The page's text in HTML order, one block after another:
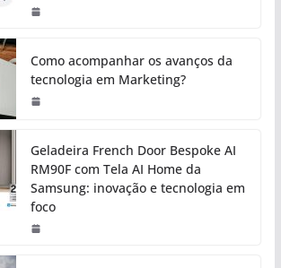
Como acompanhar os avanços da
tecnologia em Marketing?
Geladeira French Door Bespoke AI
RM90F com Tela AI Home da
Samsung: inovação e tecnologia em
foco